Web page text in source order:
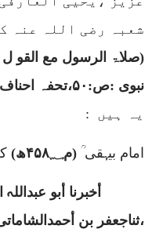
شعبہ رضی اللہ عنہ
(صلاۃ الرسول مع القو
نبوی :ص: ۵۰،تحفہ
یہ ہیں :
امام بیہقی ؒ (م۴۵۸؁ھ)
أخبرنا أبو عبداللہ
،ثناجعفر بن